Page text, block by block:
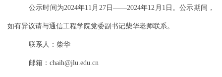
公示时间为2024年11月27日——2024年12月1日。公示期间，
如有异议请与通信工程学院党委副书记柴华老师联系。
联系人：柴华
邮箱： chaih@jlu.edu.cn